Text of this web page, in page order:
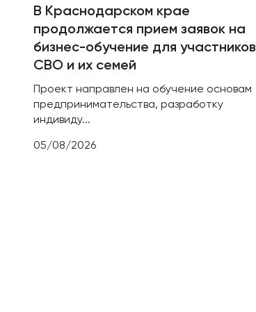
В Краснодарском крае
продолжается прием заявок на
бизнес-обучение для участников
СВО и их семей
Проект направлен на обучение основам
предпринимательства, разработку
индивиду...
05/08/2026